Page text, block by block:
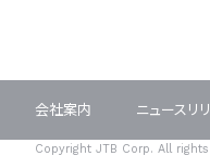
会社案内 ニュースリ
Copyright JTB Corp. All